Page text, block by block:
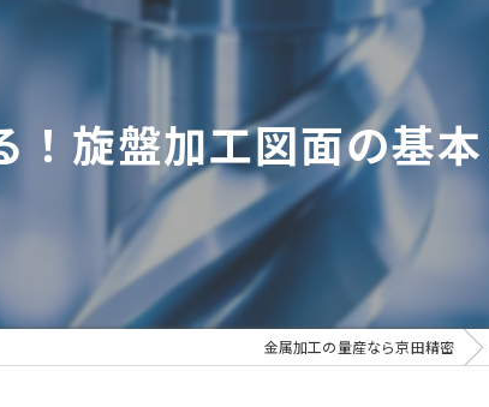
！旋盤加工図面の基
金属加工の量産なら京田精密